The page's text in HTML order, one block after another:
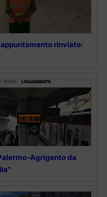
rinviato:
Agrigento da